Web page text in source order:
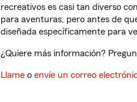
recreativos es casi tan diverso
para aventuras, pero antes de
diseñada específicamente para
¿Quiere más información?
Llame o envíe un correo